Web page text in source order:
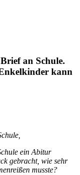
an Schule.
kann
ein Abitur
gebracht, wie sehr
musste?